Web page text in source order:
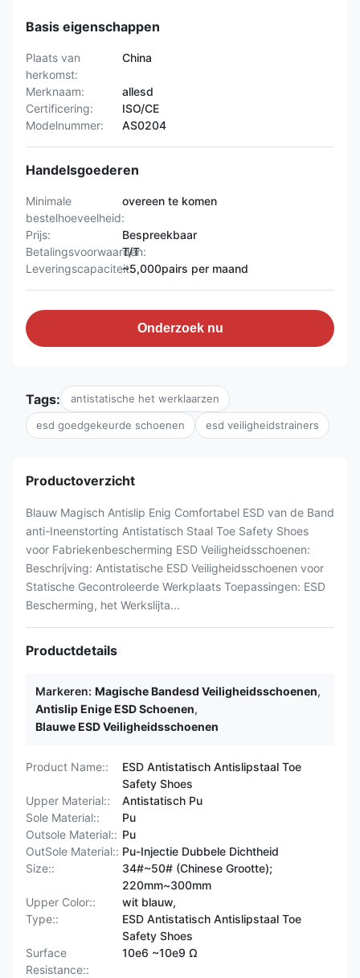
Basis eigenschappen
Plaats van
herkomst:
China
Merknaam:
allesd
Certificering:
ISO/CE
Modelnummer:
AS0204
Handelsgoederen
Minimale
bestelhoeveelheid:
overeen te komen
Prijs:
Bespreekbaar
Betalingsvoorwaarden:
T/T
Leveringscapaciteit:~5,000pairs per maand
Onderzoek nu
Tags: antistatische het werklaarzen
esd goedgekeurde schoenen esd veiligheidstrainers
Productoverzicht
Blauw Magisch Antislip Enig Comfortabel ESD van de Band
anti-Ineenstorting Antistatisch Staal Toe Safety Shoes
voor Fabriekenbescherming ESD Veiligheidsschoenen:
Beschrijving: Antistatische ESD Veiligheidsschoenen voor
Statische Gecontroleerde Werkplaats Toepassingen: ESD
Bescherming, het Werkslijta...
Productdetails
Markeren: Magische Bandesd Veiligheidsschoenen,
Antislip Enige ESD Schoenen,
Blauwe ESD Veiligheidsschoenen
Product Name::
ESD Antistatisch Antislipstaal Toe
Safety Shoes
Upper Material::
Antistatisch Pu
Sole Material::
Pu
Outsole Material:: Pu
OutSole Material:: Pu-Injectie Dubbele Dichtheid
Size::
34#~50# (Chinese Grootte);
220mm~300mm
Upper Color::
wit blauw,
Type::
ESD Antistatisch Antislipstaal Toe
Safety Shoes
Surface
Resistance::
10e6 ~10e9 Ω